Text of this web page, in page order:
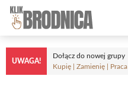
Przejdź
treści
UWAGA!
Dołącz do nowej grupy
Kupię | Zamienię | Praca